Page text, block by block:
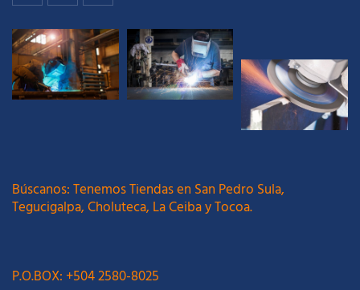
Búscanos: Tenemos Tiendas en San Pedro Sula,
Tegucigalpa, Choluteca, La Ceiba y Tocoa.
P.O.BOX: +504 2580-8025